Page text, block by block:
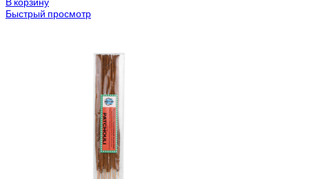
Быстрый просмотр